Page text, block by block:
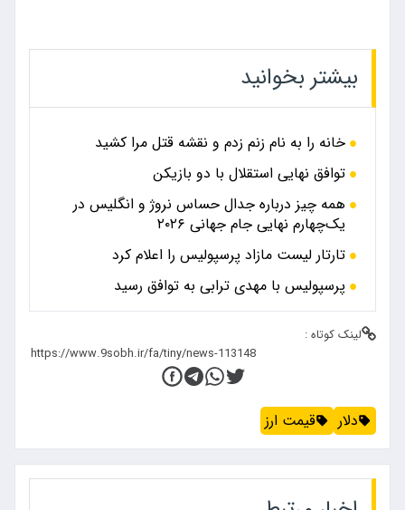
بیشتر بخوانید
خانه را به نام زنم زدم و نقشه قتل مرا کشید
توافق نهایی استقلال با دو بازیکن
همه چیز درباره جدال حساس نروژ و انگلیس در
یک‌چهارم نهایی جام جهانی ۲۰۲۶
تارتار لیست مازاد پرسپولیس را اعلام کرد
پرسپولیس با مهدی ترابی به توافق رسید
لینک کوتاه :
دلار قیمت ارز